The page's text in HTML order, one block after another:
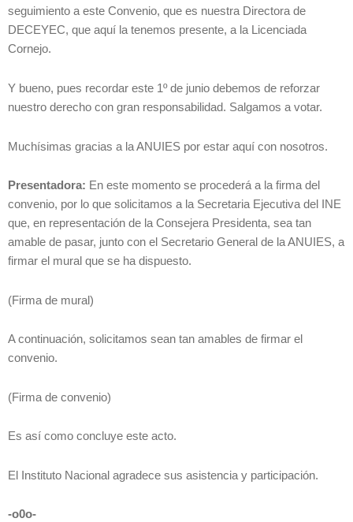
seguimiento a este Convenio, que es nuestra Directora de
DECEYEC, que aquí la tenemos presente, a la Licenciada
Cornejo.
Y bueno, pues recordar este 1º de junio debemos de reforzar
nuestro derecho con gran responsabilidad. Salgamos a votar.
Muchísimas gracias a la ANUIES por estar aquí con nosotros.
Presentadora: En este momento se procederá a la firma del
convenio, por lo que solicitamos a la Secretaria Ejecutiva del INE
que, en representación de la Consejera Presidenta, sea tan
amable de pasar, junto con el Secretario General de la ANUIES, a
firmar el mural que se ha dispuesto.
(Firma de mural)
A continuación, solicitamos sean tan amables de firmar el
convenio.
(Firma de convenio)
Es así como concluye este acto.
El Instituto Nacional agradece sus asistencia y participación.
-o0o-